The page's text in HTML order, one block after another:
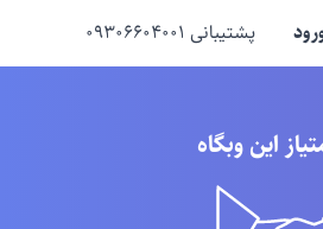
پشتیبانی ۰۹۳۰۶۶۰۴۰۰۱
این وبگاه